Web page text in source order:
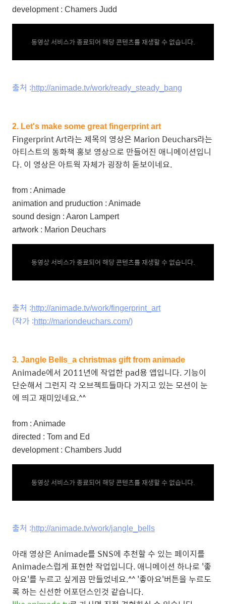
development : Chamers Judd
동영상 서비스가 종료되어 해당 콘텐츠를 재생할 수 없습니다.
출처 :http://animade.tv/work/ready_steady_bang
2. Let's make some great fingerprint art
Fingerprint Art라는 제목의 영상은 Marion Deuchars라는
아티스트의 동화책 홍보 영상으로 만들어진 애니메이션입니
다. 이 영상은 아트웍 자체가 굉장히 돋보이네요.
from : Animade
animation and pruduction : Animade
sound design : Aaron Lampert
artwork : Marion Deuchars
동영상 서비스가 종료되어 해당 콘텐츠를 재생할 수 없습니다.
출처 :http://animade.tv/work/fingerprint_art
(작가 :http://mariondeuchars.com/)
3. Jangle Bells_a christmas gift from animade
Animade에서 2011년에 작업한 pad용 앱입니다. 기능이
단순해서 그런지 각 오브젝트들마다 가지고 있는 모션이 눈
에 띄고 재미있네요.^^
from : Animade
directed : Tom and Ed
development : Chambers Judd
동영상 서비스가 종료되어 해당 콘텐츠를 재생할 수 없습니다.
출처 :http://animade.tv/work/jangle_bells
아래 영상은 Animade를 SNS에 추천할 수 있는 페이지를
Animade스럽게 표현한 작업입니다. 애니메이션 하나로 '좋
아요'를 누르고 싶게끔 만들었네요.^^ '좋아요'버튼을 누르도
록 하는 신선한 어포던스인것 같습니다.